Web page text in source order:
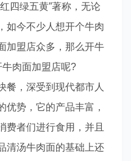
四绿五黄”著称，无论
如今不少人想开个牛肉
加盟店众多，那么开牛
肉面加盟店呢?
餐，深受到现代都市人
优势，它的产品丰富，
费者们进行食用，并且
清汤牛肉面的基础上还